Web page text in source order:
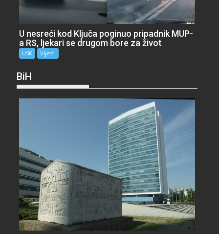
U nesreći kod Ključa poginuo pripadnik MUP-
a RS, ljekari se drugom bore za život
USK Vijesti
BiH